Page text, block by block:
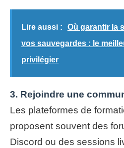
Lire aussi :
Où garantir la
vos sauvegardes : le
privilégier
3. Rejoindre une
Les plateformes de
proposent souvent des
Discord ou des sessions